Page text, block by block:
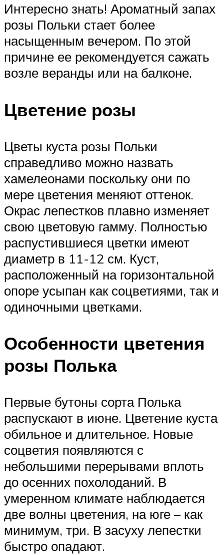
Интересно знать! Ароматный запах
розы Польки стает более
насыщенным вечером. По этой
причине ее рекомендуется сажать
возле веранды или на балконе.
Цветение розы
Цветы куста розы Польки
справедливо можно назвать
хамелеонами поскольку они по
мере цветения меняют оттенок.
Окрас лепестков плавно изменяет
свою цветовую гамму. Полностью
распустившиеся цветки имеют
диаметр в 11-12 см. Куст,
расположенный на горизонтальной
опоре усыпан как соцветиями, так и
одиночными цветками.
Особенности цветения
розы Полька
Первые бутоны сорта Полька
распускают в июне. Цветение куста
обильное и длительное. Новые
соцветия появляются с
небольшими перерывами вплоть
до осенних похолоданий. В
умеренном климате наблюдается
две волны цветения, на юге – как
минимум, три. В засуху лепестки
быстро опадают.